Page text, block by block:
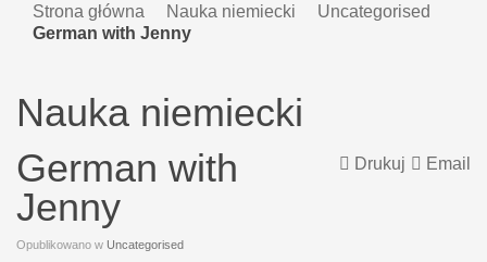
Strona główna Nauka niemiecki
Uncategorised
German with Jenny
Nauka niemiecki
Email
Drukuj
German with
Jenny
Opublikowano w Uncategorised